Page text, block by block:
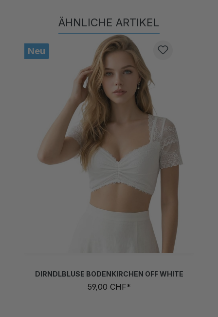
Produktgalerie überspringen
59,00 CHF*